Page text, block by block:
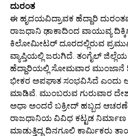
ದುರಂತ
ಈ ಹೃದಯವಿದ್ರಾವಕ ಹೆದ್ದಾರಿ
ರಾಜಧಾನಿ ಢಾಕಾದಿಂದ ವಾಯುವ್ಯ
ಕಿಲೋಮೀಟರ್ ದೂರದಲ್ಲಿರುವ
ವ್ಯಾಪ್ತಿಯಲ್ಲಿ ಜರುಗಿದೆ. ತಂಗೈಲ್
ಹೆದ್ದಾರಿಯಲ್ಲಿ ಸೋಮವಾರ
ಭೀಕರ ಅಪಘಾತ ಸಂಭವಿಸಿದೆ ಎಂದು
ಮಾಡಿವೆ. ಮುಂಬರುವ ಗುರುವಾರ
ಅಧಾ ಅಂದರೆ ಬಕ್ರೀದ್ ಹಬ್ಬದ ಆಚರಣೆ
ರಾಜಧಾನಿಯ ವಿವಿಧ ಕಟ್ಟಡ ನಿರ್ಮಾಣ
ಮಾಡುತ್ತಿದ್ದ ದಿನಗೂಲಿ ಕಾರ್ಮಿಕರು